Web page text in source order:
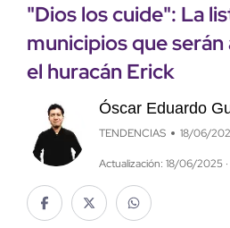
"Dios los cuide": La
municipios que
el huracán Erick
Óscar Eduardo
TENDENCIAS 18/06/
Actualización: 18/06/2025 ·